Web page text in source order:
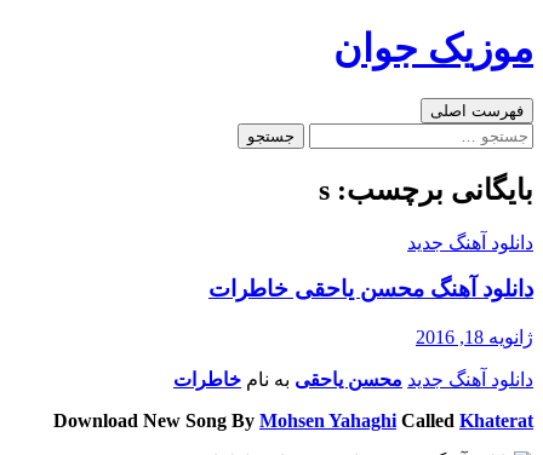
به
موزیک جوان
جست‌وجو
فهرست اصلی
جستجو
بایگانی برچسب: s
دانلود آهنگ جدید
دانلود آهنگ محسن یاحقی خاطرات
ژانویه 18, 2016
دانلود آهنگ جدید محسن یاحقی به نام خاطرات
Download New Song By Mohsen Yahaghi Called Khaterat